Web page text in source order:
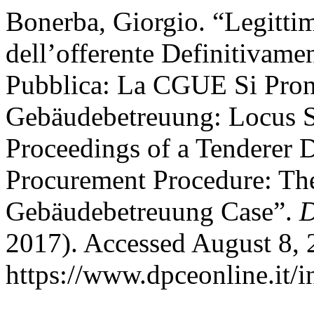
Bonerba, Giorgio.
dell’offerente
Pubblica: La CGUE Si
Gebäudebetreuung:
Proceedings of a
Procurement Procedure:
Gebäudebetreuung Case”.
2017). Accessed August 8,
https://www.dpceonline.it/